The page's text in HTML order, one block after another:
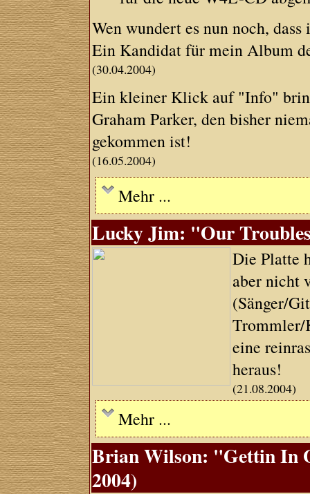
Wen wundert es nun noch,
Ein Kandidat für mein Album
(30.04.2004)
Ein kleiner Klick auf "Info"
Graham Parker, den bisher
gekommen ist!
(16.05.2004)
Mehr ...
Lucky Jim: "Our
Die Platte
aber nicht
(Sänger/
Trommler/
eine
heraus!
(21.08.2004)
Mehr ...
Brian Wilson: "Gettin In
2004)